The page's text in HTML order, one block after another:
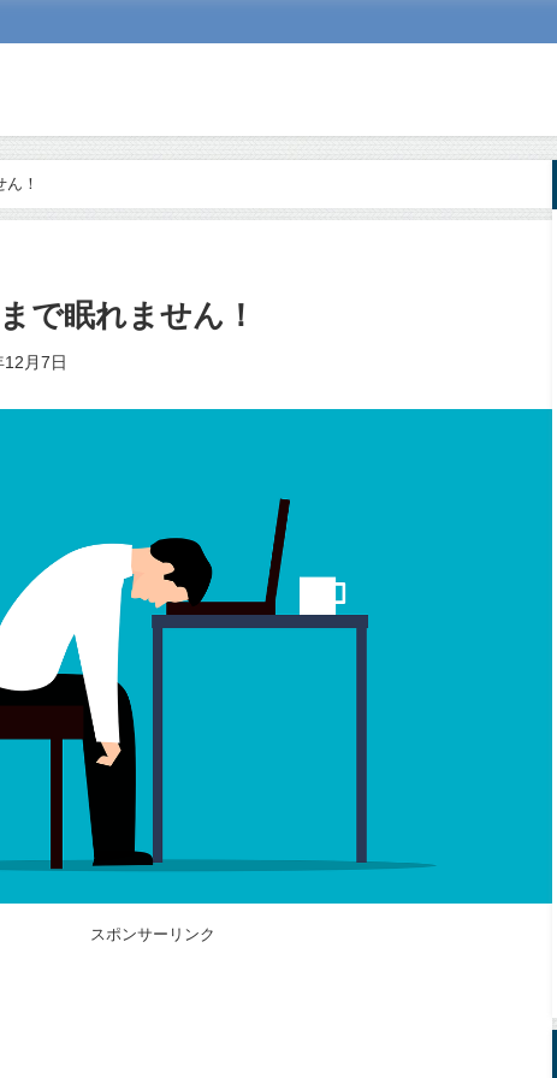
！
で眠れません！
12月7日
スポンサーリンク